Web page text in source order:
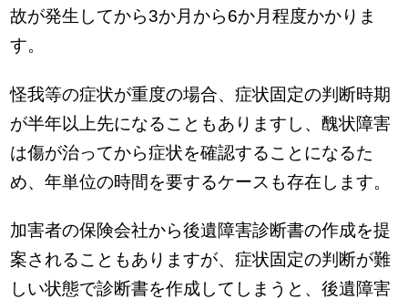
故が発生してから3か月から6か月程度かかりま
す。
怪我等の症状が重度の場合、症状固定の判断時期
が半年以上先になることもありますし、醜状障害
は傷が治ってから症状を確認することになるた
め、年単位の時間を要するケースも存在します。
加害者の保険会社から後遺障害診断書の作成を提
案されることもありますが、症状固定の判断が難
しい状態で診断書を作成してしまうと、後遺障害